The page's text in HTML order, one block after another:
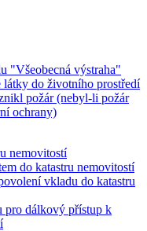
"Všeobecná výstraha"
látky do životního prostředí
požár (nebyl-li požár
ochrany)
nemovitostí
do katastru nemovitostí
vkladu do katastru
pro dálkový přístup k